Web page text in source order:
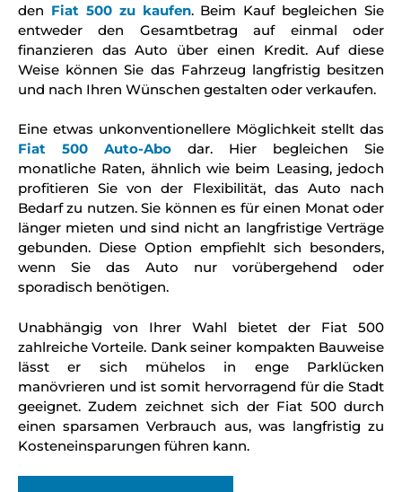
den Fiat 500 zu kaufen. Beim Kauf begleichen Sie
entweder den Gesamtbetrag auf einmal oder
finanzieren das Auto über einen Kredit. Auf diese
Weise können Sie das Fahrzeug langfristig besitzen
und nach Ihren Wünschen gestalten oder verkaufen.
Eine etwas unkonventionellere Möglichkeit stellt das
Fiat 500 Auto-Abo dar. Hier begleichen Sie
monatliche Raten, ähnlich wie beim Leasing, jedoch
profitieren Sie von der Flexibilität, das Auto nach
Bedarf zu nutzen. Sie können es für einen Monat oder
länger mieten und sind nicht an langfristige Verträge
gebunden. Diese Option empfiehlt sich besonders,
wenn Sie das Auto nur vorübergehend oder
sporadisch benötigen.
Unabhängig von Ihrer Wahl bietet der Fiat 500
zahlreiche Vorteile. Dank seiner kompakten Bauweise
lässt er sich mühelos in enge Parklücken
manövrieren und ist somit hervorragend für die Stadt
geeignet. Zudem zeichnet sich der Fiat 500 durch
einen sparsamen Verbrauch aus, was langfristig zu
Kosteneinsparungen führen kann.